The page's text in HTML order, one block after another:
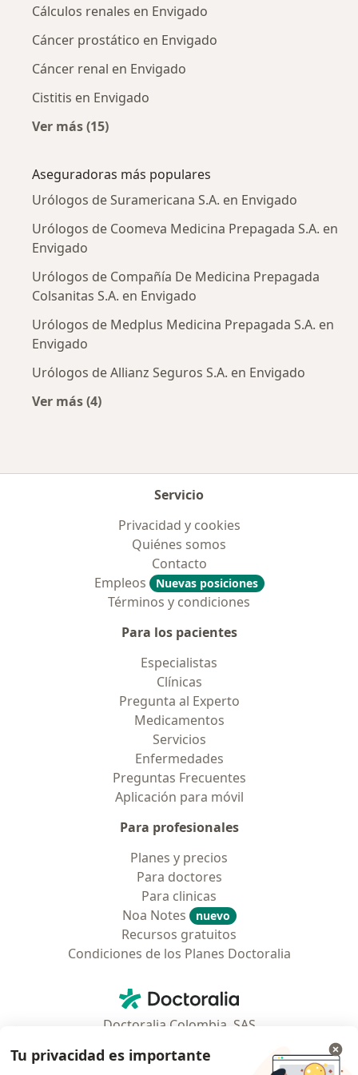
Cálculos renales en Envigado
Cáncer prostático en Envigado
Cáncer renal en Envigado
Cistitis en Envigado
Ver más (15)
Aseguradoras más populares
Urólogos de Suramericana S.A. en Envigado
Urólogos de Coomeva Medicina Prepagada S.A. en
Envigado
Urólogos de Compañía De Medicina Prepagada
Colsanitas S.A. en Envigado
Urólogos de Medplus Medicina Prepagada S.A. en
Envigado
Urólogos de Allianz Seguros S.A. en Envigado
Ver más (4)
Servicio
Privacidad y cookies
Quiénes somos
Contacto
Empleos
Nuevas posiciones
Términos y condiciones
Para los pacientes
Especialistas
Clínicas
Pregunta al Experto
Medicamentos
Servicios
Enfermedades
Preguntas Frecuentes
Aplicación para móvil
Para profesionales
Planes y precios
Para doctores
Para clinicas
Noa Notes
nuevo
Recursos gratuitos
Condiciones de los Planes Doctoralia
Doctoralia - Página de inicio
Doctoralia Colombia, SAS
Municipio: Bogotá D.C., Colombia
Tu privacidad es importante